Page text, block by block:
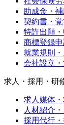
助成金・
契約書・
特許出願
商標登録
就業規則
会社設立
求人・採用・研
求人媒体
人材紹介
採用代行